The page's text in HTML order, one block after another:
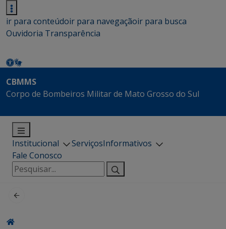
ir para conteúdoir para navegaçãoir para busca
Ouvidoria Transparência
CBMMS
Corpo de Bombeiros Militar de Mato Grosso do Sul
Institucional ServiçosInformativos
Fale Conosco
Pesquisar
por: